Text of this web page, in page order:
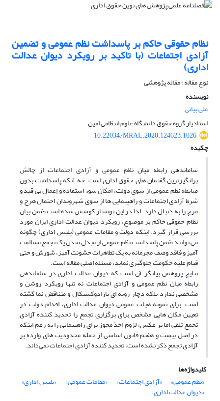
نظام حقوقی حاکم بر پاسداشت نظم عمومی و تضمین
آزادی اجتماعات (با تاکید بر رویکرد دیوان عدالت
اداری)
نوع مقاله : مقاله پژوهشی
نویسنده
علی بیاتی
استادیار گروه حقوق دانشگاه علوم انتظامی امین
10.22034/MRAL.2020.124623.1026
چکیده
ساماندهی رابطه میان نظم عمومی و آزادی اجتماعات از چالش
برانگیزترین گفتمان های حقوق اداری است. چه آنکه پاسداشت بدون
ضابطهِ نظم عمومی از سوی دولت، امکان سوء استفاده و اِعمال بی قید و
شرطِ آزادی اجتماعات و راهپیمایی ها از سوی شهروندان احتمال هرج و
مرج را به دنبال دارد. لذا در این نوشتار کوشش شده است ضمن بیان
نظام حقوقی حاکم بر موضوع، رویکرد دیوان عدالت اداری ایران مورد
بررسی قرار گیرد. اینکه دولت و مقامات عمومی (پلیس اداری) چگونه
می توانند ضمن پاسداشت نظم عمومی از مبدل شدن یک تجمع مسالمت
آمیز و فاقد وصف مجرمانه به یک تظاهرات خشونت آمیز، شورش و حتی
قیام علیه حکومت جلوگیری نماید، مسئله اصلی مقاله است.
نتایج پژوهش بیانگر آن است که دیوان عدالت اداری در ساماندهی
رابطه میان نظم عمومی و آزادی اجتماعات نه تنها رویکرد روشن و
مشخصی ندارد بلکه دچار رویه ای پارادوکسیکال و متناقض نما گشته
است. برای نمونه هیات عمومی دیوان عدالت اداری، اقدام دولت در
تعیین مکان هایی مشخص برای برگزاری تجمع را تحدید کننده آزادی
تجمع تلقی اما بر عکس، لزوم اخذ مجوز برای راهپیمایی را به رغم اینکه
در اصل بیست و هفتم قانون اساسی از جمله محدودیت های وارده بر
آزادی تجمع ذکر نشده است، تحدید کننده آزادی اجتماعات نمی‌داند.
کلیدواژه‌ها
«نظم عمومی»
«آزادی اجتماعات» «مقامات عمومی» «پلیس اداری«
«دیوان عدالت اداری»